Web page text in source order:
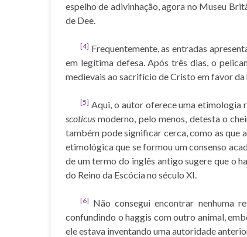
espelho de adivinhação, agora no Museu
de Dee.
[4] Frequentemente, as entradas
em legítima defesa. Após três dias, o
medievais ao sacrifício de Cristo em favor da
[5] Aqui, o autor oferece uma etimologia
scoticus moderno, pelo menos, detesta o
também pode significar cerca, como as que
etimológica que se formou um consenso
de um termo do inglês antigo sugere que o
do Reino da Escócia no século XI.
[6] Não consegui encontrar nenhuma
confundindo o haggis com outro animal,
ele estava inventando uma autoridade